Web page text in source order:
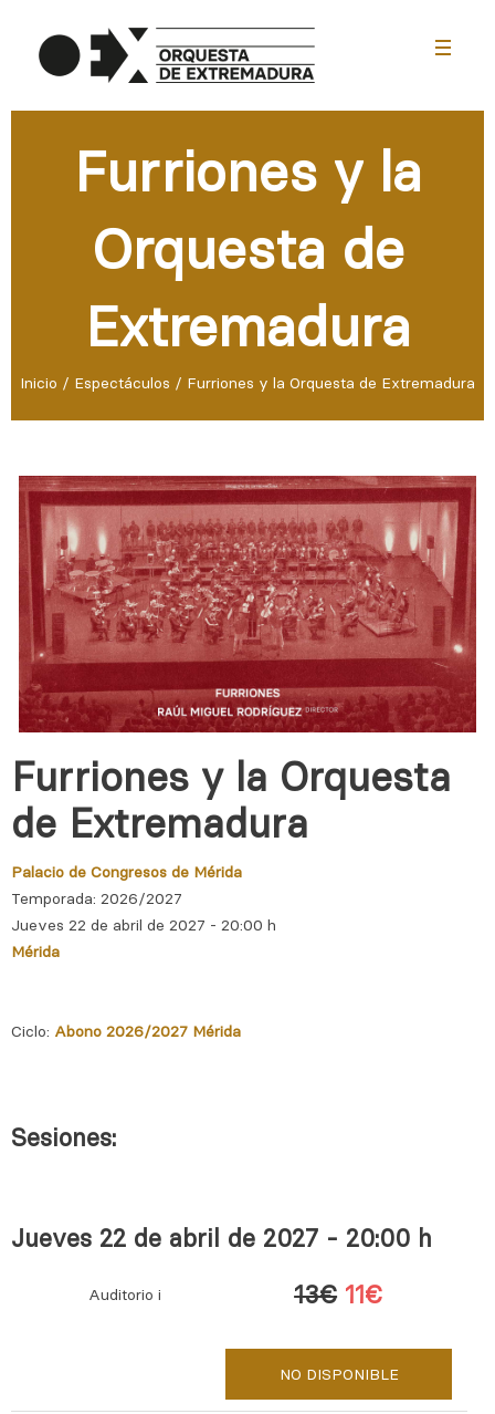
Furriones y la
Orquesta de
Extremadura
Inicio / Espectáculos / Furriones y la Orquesta de Extremadura
Furriones y la Orquesta
de Extremadura
Palacio de Congresos de Mérida
Temporada: 2026/2027
Jueves 22 de abril de 2027 - 20:00 h
Mérida
Ciclo: Abono 2026/2027 Mérida
Sesiones:
Jueves 22 de abril de 2027 - 20:00 h
Auditorio i 13€ 11€
NO DISPONIBLE